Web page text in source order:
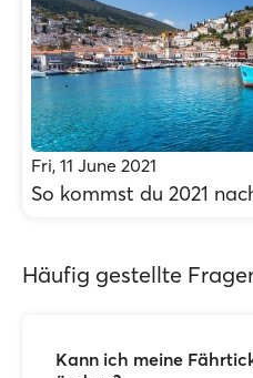
Fri, 11 June 2021
So kommst du 2021
Häufig gestellte
Kann ich meine